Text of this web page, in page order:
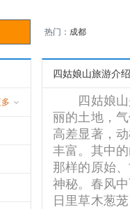
热门： 成都
四姑娘山旅游介绍
四姑娘山
丽的土地，
高差显著，
丰富。其中
那样的原始
神秘。春风
日里草木葱